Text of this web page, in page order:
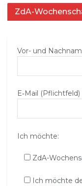
ZdA-
Vor- und
E‑Mail (Pflichtfeld)
Ich möchte:
ZdA-
Ich möchte